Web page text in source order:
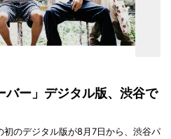
バー」デジタル版、渋谷で
のデジタル版が8月7日から、渋谷パ